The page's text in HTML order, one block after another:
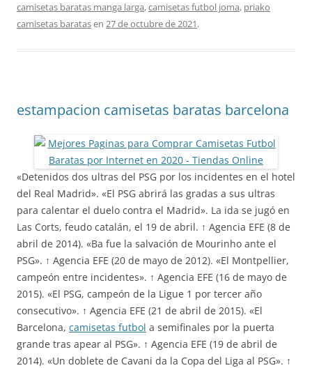
camisetas baratas manga larga,camisetas futbol joma, priako
camisetas baratasen 27 de octubre de 2021.
estampacion camisetas baratas barcelona
«Detenidos dos ultras del PSG por los incidentes en el hotel
del Real Madrid». «El PSG abrirá las gradas a sus ultras
para calentar el duelo contra el Madrid». La ida se jugó en
Las Corts, feudo catalán, el 19 de abril. ↑ Agencia EFE (8 de
abril de 2014). «Ba fue la salvación de Mourinho ante el
PSG». ↑ Agencia EFE (20 de mayo de 2012). «El Montpellier,
campeón entre incidentes». ↑ Agencia EFE (16 de mayo de
2015). «El PSG, campeón de la Ligue 1 por tercer año
consecutivo». ↑ Agencia EFE (21 de abril de 2015). «El
Barcelona, camisetas futbol a semifinales por la puerta
grande tras apear al PSG». ↑ Agencia EFE (19 de abril de
2014). «Un doblete de Cavani da la Copa del Liga al PSG». ↑